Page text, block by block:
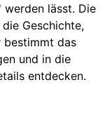
lässt. Die
Geschichte,
bestimmt das
und in die
entdecken.